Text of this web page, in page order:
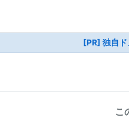
[PR] 独自
こ